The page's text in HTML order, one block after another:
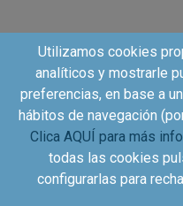
específica.
Tras probarlo, te
sinceramente.
A cambio,
del producto,
¿Te apuntas?
Utilizamos cookies
analíticos y mostrarle
preferencias, en base a
hábitos de navegación
Clica AQUÍ para más
todas las cookies
configurarlas para